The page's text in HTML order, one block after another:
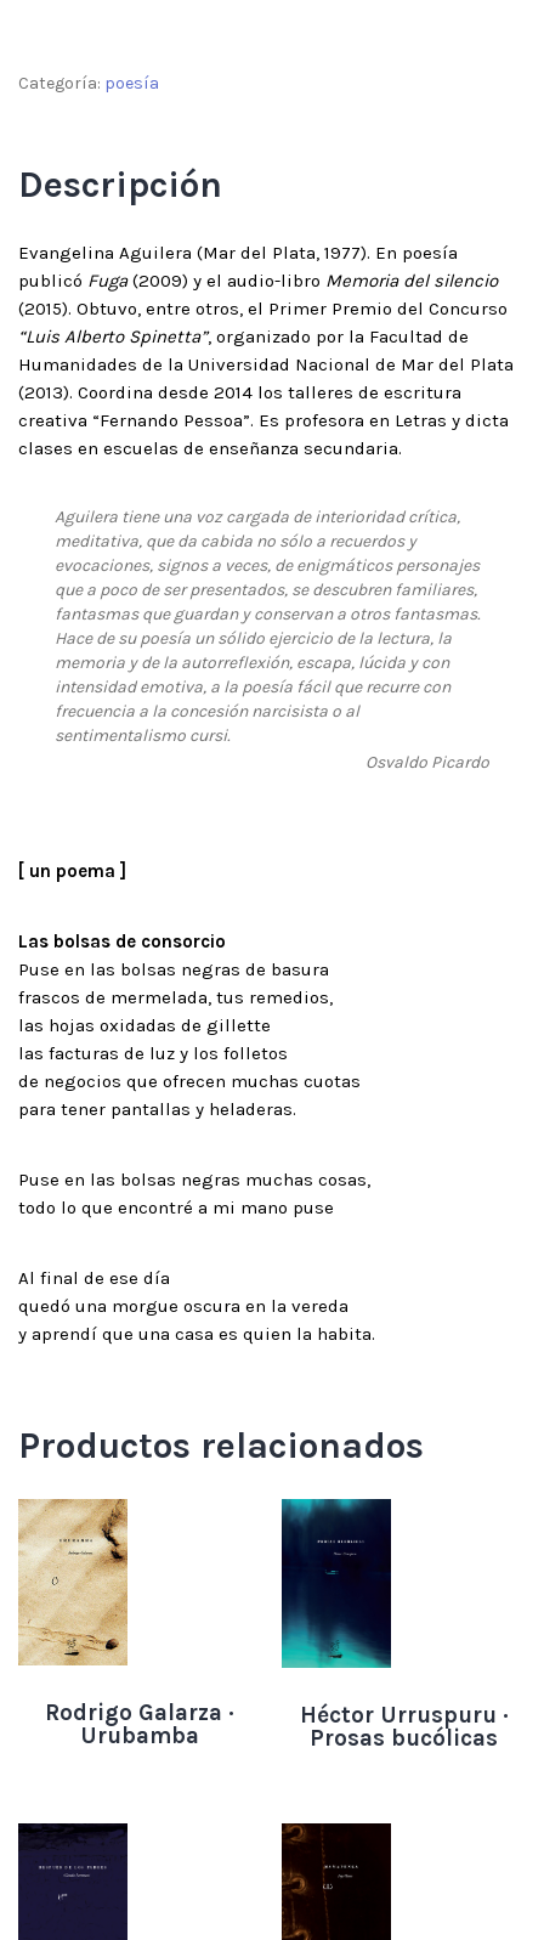
Categoría: poesía
Descripción
Evangelina Aguilera (Mar del Plata, 1977). En poesía
publicó Fuga(2009) y el audio-libro Memoria del silencio
(2015). Obtuvo, entre otros, el Primer Premio del Concurso
“Luis Alberto Spinetta”, organizado por la Facultad de
Humanidades de la Universidad Nacional de Mar del Plata
(2013). Coordina desde 2014 los talleres de escritura
creativa “Fernando Pessoa”. Es profesora en Letras y dicta
clases en escuelas de enseñanza secundaria.
Aguilera tiene una voz cargada de interioridad crítica,
meditativa, que da cabida no sólo a recuerdos y
evocaciones, signos a veces, de enigmáticos personajes
que a poco de ser presentados, se descubren familiares,
fantasmas que guardan y conservan a otros fantasmas.
Hace de su poesía un sólido ejercicio de la lectura, la
memoria y de la autorreflexión, escapa, lúcida y con
intensidad emotiva, a la poesía fácil que recurre con
frecuencia a la concesión narcisista o al
sentimentalismo cursi.
Osvaldo Picardo
[ un poema ]
Las bolsas de consorcio
Puse en las bolsas negras de basura
frascos de mermelada, tus remedios,
las hojas oxidadas de gillette
las facturas de luz y los folletos
de negocios que ofrecen muchas cuotas
para tener pantallas y heladeras.
Puse en las bolsas negras muchas cosas,
todo lo que encontré a mi mano puse
Al final de ese día
quedó una morgue oscura en la vereda
y aprendí que una casa es quien la habita.
Productos relacionados
Rodrigo Galarza ·
Urubamba
Héctor Urruspuru ·
Prosas bucólicas